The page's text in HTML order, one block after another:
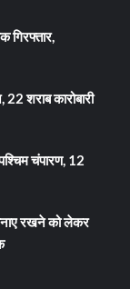
गिरफ्तार,
शराब कारोबारी
चंपारण, 12
रखने को लेकर